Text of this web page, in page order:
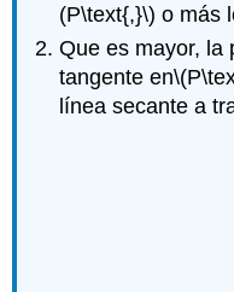
(P\text{,}\) o más
Que es mayor, la
tangente en
línea secante a